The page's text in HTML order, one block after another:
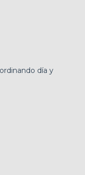
día y